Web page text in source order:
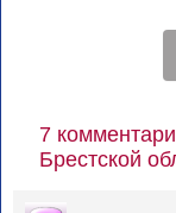
7
Брестской